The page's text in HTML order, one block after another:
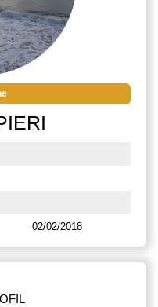
02/02/2018